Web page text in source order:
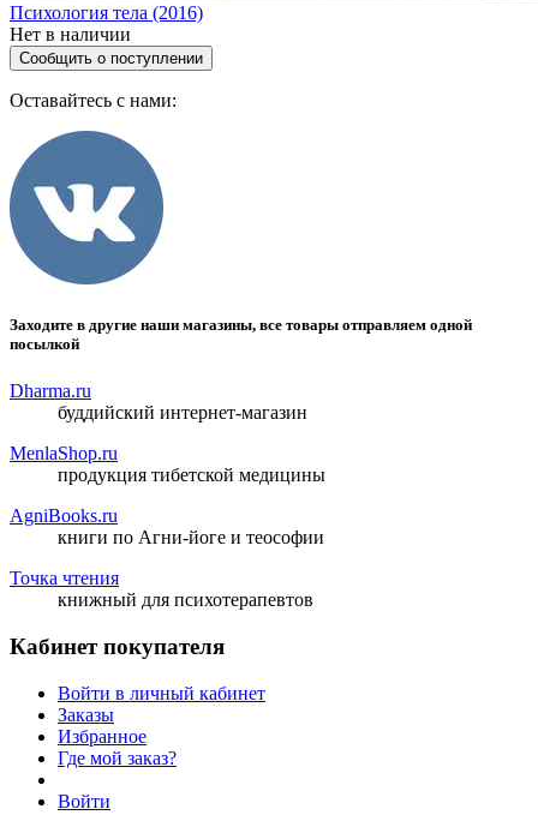
Психология тела (2016)
Нет в наличии
Сообщить о поступлении
Оставайтесь с нами:
Заходите в другие наши магазины, все товары отправляем одной
посылкой
Dharma.ru
буддийский интернет-магазин
MenlaShop.ru
продукция тибетской медицины
AgniBooks.ru
книги по Агни-йоге и теософии
Точка чтения
книжный для психотерапевтов
Кабинет покупателя
Войти в личный кабинет
Заказы
Избранное
Где мой заказ?
Войти